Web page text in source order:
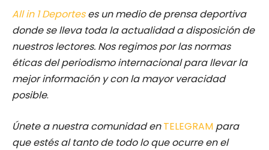
All in 1 Deporteses un medio de prensa deportiva
donde se lleva toda la actualidad a disposición de
nuestros lectores. Nos regimos por las normas
éticas del periodismo internacional para llevar la
mejor información y con la mayor veracidad
posible.
Únete a nuestra comunidad enTELEGRAM para
que estés al tanto de todo lo que ocurre en el